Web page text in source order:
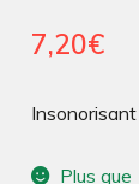
7,20€
Plus